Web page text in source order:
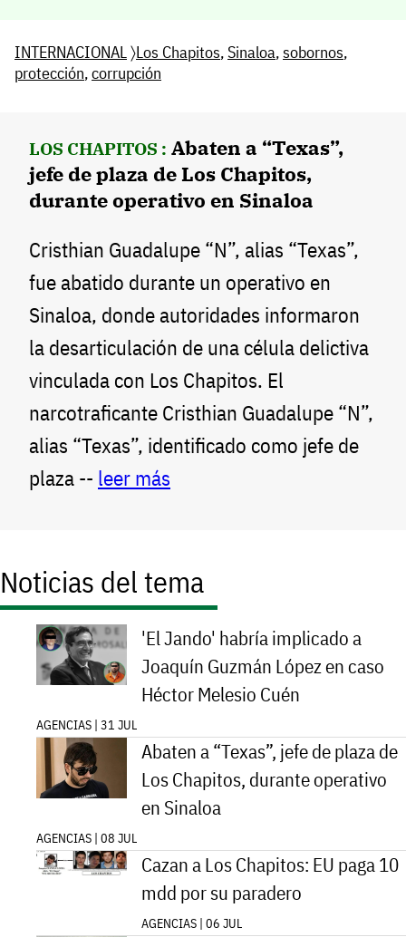
INTERNACIONAL〉Los Chapitos, Sinaloa,sobornos,
protección,corrupción
LOS CHAPITOS : Abaten a “Texas”,
jefe de plaza de Los Chapitos,
durante operativo en Sinaloa
Cristhian Guadalupe “N”, alias “Texas”,
fue abatido durante un operativo en
Sinaloa, donde autoridades informaron
la desarticulación de una célula delictiva
vinculada con Los Chapitos. El
narcotraficante Cristhian Guadalupe “N”,
alias “Texas”, identificado como jefe de
plaza -- leer más
Noticias del tema
'El Jando' habría implicado a
Joaquín Guzmán López en caso
Héctor Melesio Cuén
AGENCIAS | 31 JUL
Abaten a “Texas”, jefe de plaza de
Los Chapitos, durante operativo
en Sinaloa
AGENCIAS | 08 JUL
Cazan a Los Chapitos: EU paga 10
mdd por su paradero
AGENCIAS | 06 JUL